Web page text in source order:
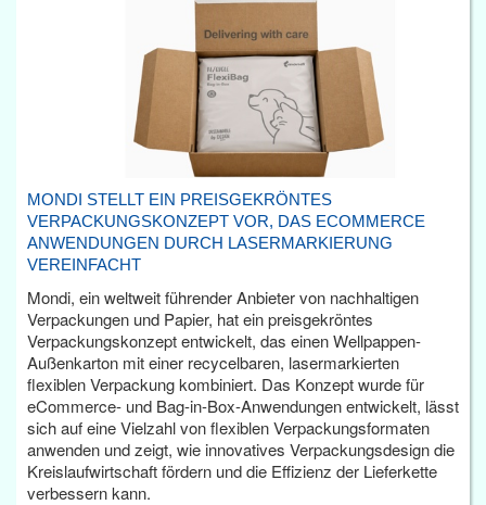
MONDI STELLT EIN PREISGEKRÖNTES
VERPACKUNGSKONZEPT VOR, DAS ECOMMERCE
ANWENDUNGEN DURCH LASERMARKIERUNG
VEREINFACHT
Mondi, ein weltweit führender Anbieter von nachhaltigen
Verpackungen und Papier, hat ein preisgekröntes
Verpackungskonzept entwickelt, das einen Wellpappen-
Außenkarton mit einer recycelbaren, lasermarkierten
flexiblen Verpackung kombiniert. Das Konzept wurde für
eCommerce- und Bag-in-Box-Anwendungen entwickelt, lässt
sich auf eine Vielzahl von flexiblen Verpackungsformaten
anwenden und zeigt, wie innovatives Verpackungsdesign die
Kreislaufwirtschaft fördern und die Effizienz der Lieferkette
verbessern kann.